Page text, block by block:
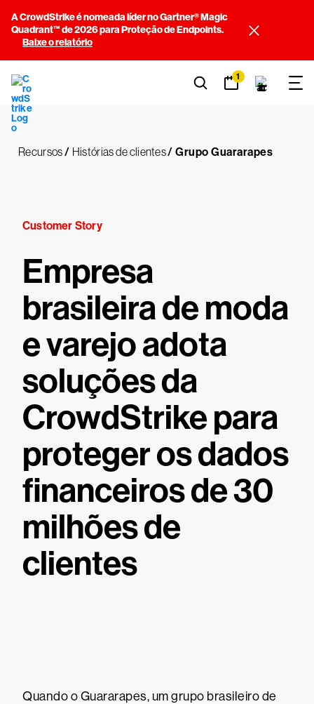
A CrowdStrike é nomeada líder no Gartner® Magic
Quadrant™ de 2026 para Proteção de Endpoints.
Baixe o relatório
1
Recursos/ Histórias de clientes/ Grupo Guararapes
Customer Story
Empresa
brasileira de moda
e varejo adota
soluções da
CrowdStrike para
proteger os dados
financeiros de 30
milhões de
clientes
Quando o Guararapes, um grupo brasileiro de